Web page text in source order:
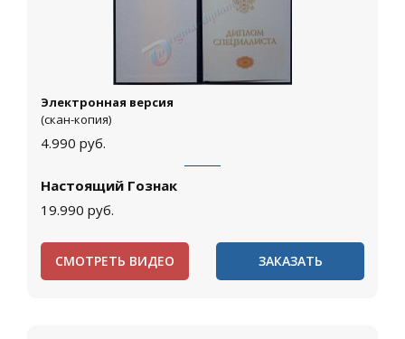
Электронная версия
(скан-копия)
4.990 руб.
Настоящий Гознак
19.990 руб.
СМОТРЕТЬ ВИДЕО ЗАКАЗАТЬ